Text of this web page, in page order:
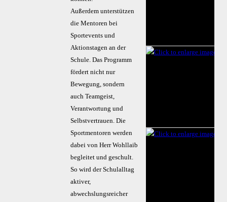
Außerdem unterstützen
die Mentoren bei
Sportevents und
Aktionstagen an der
Schule. Das Programm
fördert nicht nur
Bewegung, sondern
auch Teamgeist,
Verantwortung und
Selbstvertrauen. Die
Sportmentoren werden
dabei von Herr Wohllaib
begleitet und geschult.
So wird der Schulalltag
aktiver,
abwechslungsreicher